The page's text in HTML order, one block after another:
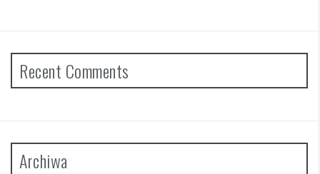
Recent Comments
Archiwa